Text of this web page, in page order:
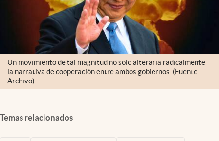
Un movimiento de tal magnitud no solo alteraría radicalmente
la narrativa de cooperación entre ambos gobiernos. (Fuente:
Archivo)
Temas relacionados